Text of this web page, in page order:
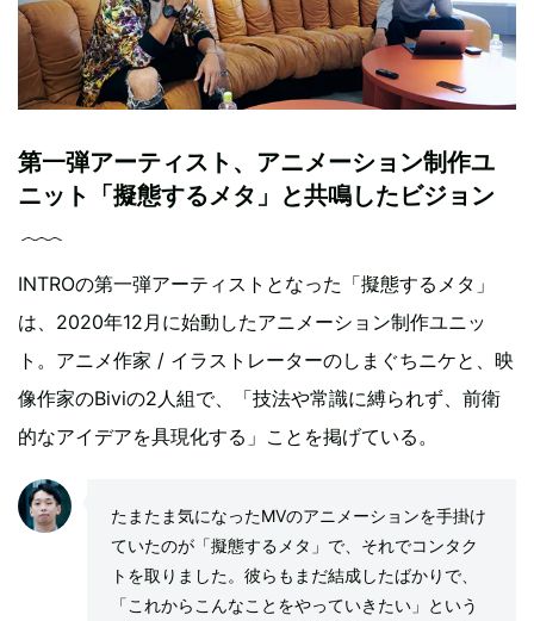
第一弾アーティスト、アニメーション制作ユ
ニット「擬態するメタ」と共鳴したビジョン
INTROの第一弾アーティストとなった「擬態するメタ」
は、2020年12月に始動したアニメーション制作ユニッ
ト。アニメ作家 / イラストレーターのしまぐちニケと、映
像作家のBiviの2人組で、「技法や常識に縛られず、前衛
的なアイデアを具現化する」ことを掲げている。
たまたま気になったMVのアニメーションを手掛け
ていたのが「擬態するメタ」で、それでコンタク
トを取りました。彼らもまだ結成したばかりで、
「これからこんなことをやっていきたい」という